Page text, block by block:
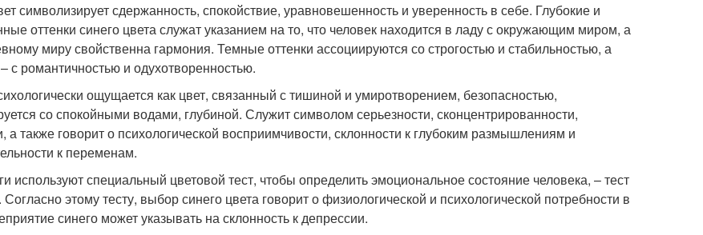
символизирует сдержанность, спокойствие, уравновешенность и уверенность в себе. Глубокие и
оттенки синего цвета служат указанием на то, что человек находится в ладу с окружающим миром, а
миру свойственна гармония. Темные оттенки ассоциируются со строгостью и стабильностью, а
с романтичностью и одухотворенностью.
ощущается как цвет, связанный с тишиной и умиротворением, безопасностью,
со спокойными водами, глубиной. Служит символом серьезности, сконцентрированности,
а также говорит о психологической восприимчивости, склонности к глубоким размышлениям и
к переменам.
используют специальный цветовой тест, чтобы определить эмоциональное состояние человека, – тест
этому тесту, выбор синего цвета говорит о физиологической и психологической потребности в
синего может указывать на склонность к депрессии.